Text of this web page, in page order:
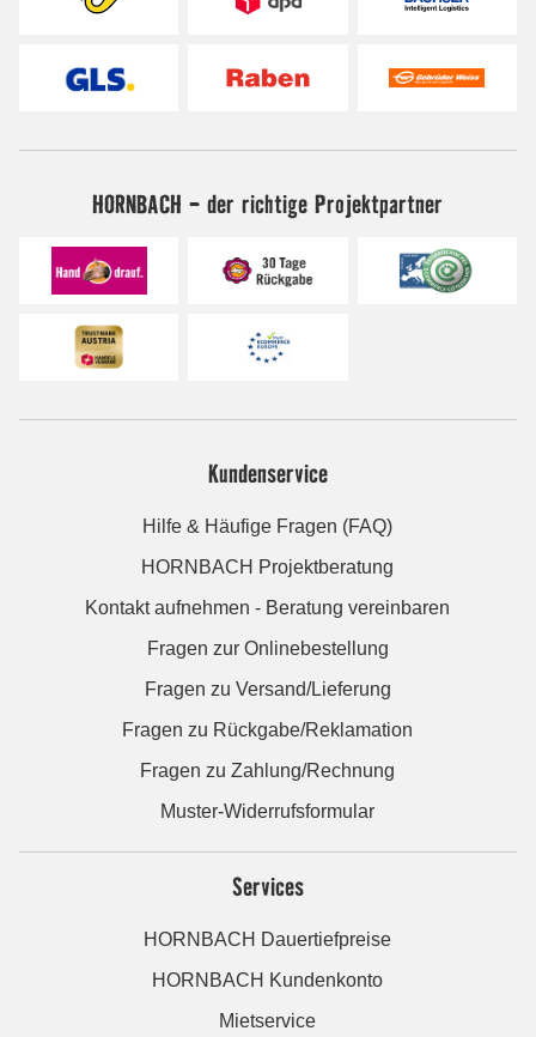
HORNBACH - der richtige Projektpartner
Kundenservice
Hilfe & Häufige Fragen (FAQ)
HORNBACH Projektberatung
Kontakt aufnehmen - Beratung vereinbaren
Fragen zur Onlinebestellung
Fragen zu Versand/Lieferung
Fragen zu Rückgabe/Reklamation
Fragen zu Zahlung/Rechnung
Muster-Widerrufsformular
Services
HORNBACH Dauertiefpreise
HORNBACH Kundenkonto
Mietservice